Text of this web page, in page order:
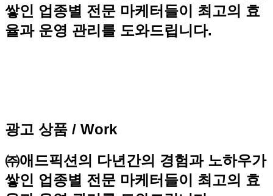
쌓인 업종별 전문 마케터들이 최고의 효
율과 운영 관리를 도와드립니다.
광고 상품 / Work
㈜애드픽션의 다년간의 경험과 노하우가
쌓인 업종별 전문 마케터들이 최고의 효